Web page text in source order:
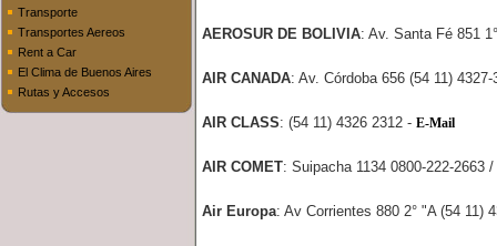
Transporte
Transportes Aereos
Rent a Car
El Clima de Buenos Aires
Rutas y Accesos
AEROSUR DE BOLIVIA: Av. Santa Fé 851
AIR CANADA: Av. Córdoba 656 (54 11)
AIR CLASS: (54 11) 4326 2312 - E-Mail
AIR COMET: Suipacha 1134 0800-222-2663
Air Europa: Av Corrientes 880 2° "A (54 11)